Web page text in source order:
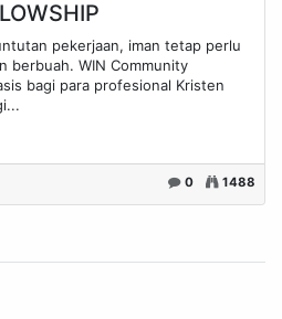
pekerjaan, iman tetap perlu
berbuah. WIN Community
bagi para profesional Kristen
0 1488